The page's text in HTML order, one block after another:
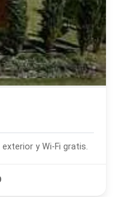
El alojamiento cuenta con piscina exterior y Wi-Fi gratis.